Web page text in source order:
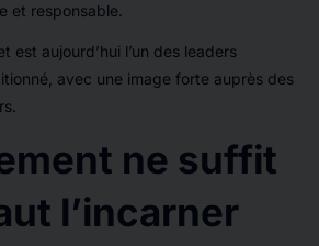
et responsable.
est aujourd’hui l’un des leaders
avec une image forte auprès des
ne suffit
l’incarner